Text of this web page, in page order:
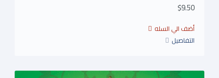
$9.50
التفاصيل